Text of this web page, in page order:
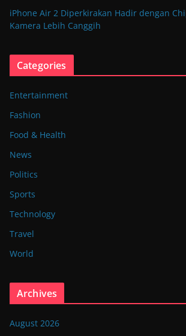
iPhone Air 2 Diperkirakan Hadir dengan
Kamera Lebih Canggih
Categories
Entertainment
Fashion
Food & Health
News
Politics
Sports
Technology
Travel
World
Archives
August 2026